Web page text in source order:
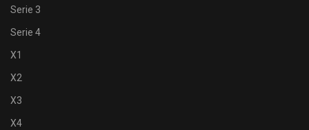
Serie 3
Serie 4
X1
X2
X3
X4